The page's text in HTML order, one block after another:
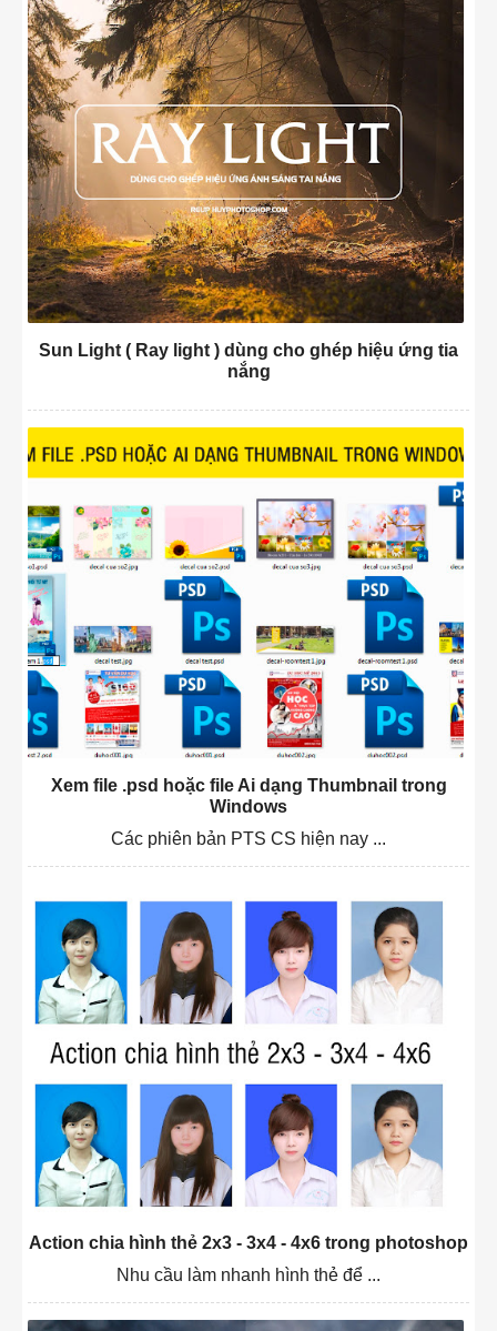
Sun Light ( Ray light ) dùng cho ghép hiệu ứng tia
nắng
Xem file .psd hoặc file Ai dạng Thumbnail trong
Windows
Các phiên bản PTS CS hiện nay ...
Action chia hình thẻ 2x3 - 3x4 - 4x6 trong photoshop
Nhu cầu làm nhanh hình thẻ để ...